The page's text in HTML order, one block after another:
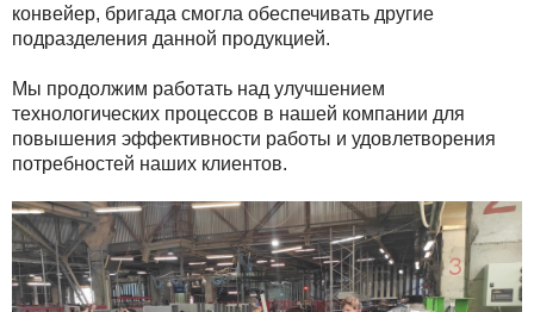
конвейер, бригада смогла обеспечивать другие
подразделения данной продукцией.
Мы продолжим работать над улучшением
технологических процессов в нашей компании для
повышения эффективности работы и удовлетворения
потребностей наших клиентов.